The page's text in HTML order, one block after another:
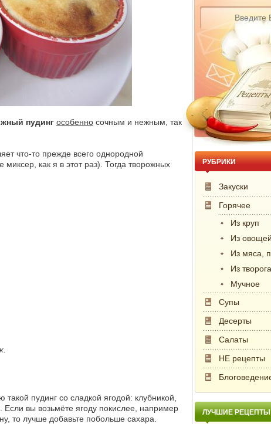
пудинг особенно сочным и нежным, так
что-то прежде всего однородной
как я в этот раз). Тогда творожных
такой пудинг со сладкой ягодой: клубникой,
Если вы возьмёте ягоду покислее, например
то лучше добавьте побольше сахара.
РУБРИКИ
Закуски
Горячее
Из круп
Из
Из мяса,
Из творога
Мучное
Супы
Десерты
Салаты
НЕ рецепты
ЛУЧШИЕ РЕЦЕПТЫ